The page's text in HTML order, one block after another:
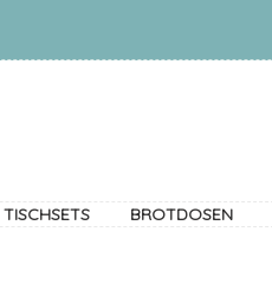
TISCHSETS BROTDOSEN